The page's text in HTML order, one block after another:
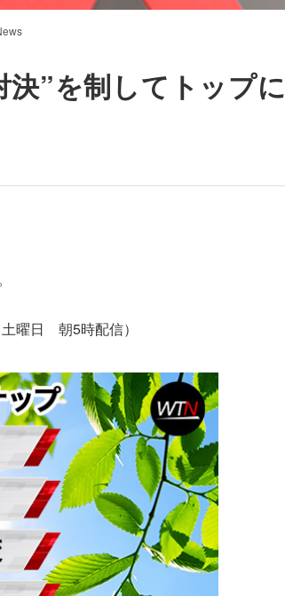
”を制してトップに
曜日 朝5時配信）